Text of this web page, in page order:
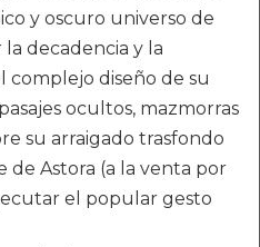
y oscuro universo de
decadencia y la
complejo diseño de su
ocultos, mazmorras
su arraigado trasfondo
de Astora (a la venta por
el popular gesto